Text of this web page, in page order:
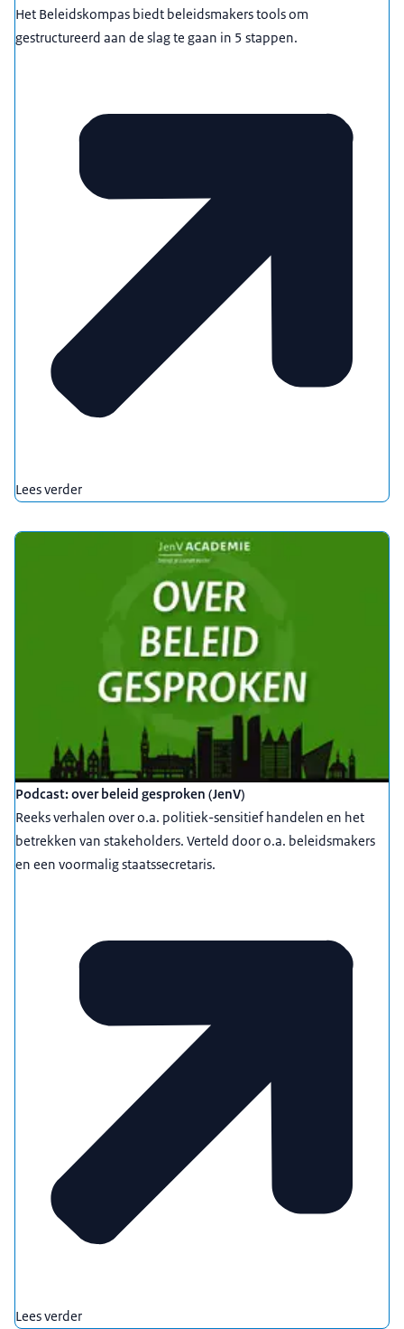
Het Beleidskompas biedt beleidsmakers tools om
gestructureerd aan de slag te gaan in 5 stappen.
Lees verder
Podcast: over beleid gesproken (JenV)
Reeks verhalen over o.a. politiek-sensitief handelen en het
betrekken van stakeholders. Verteld door o.a. beleidsmakers
en een voormalig staatssecretaris.
Lees verder